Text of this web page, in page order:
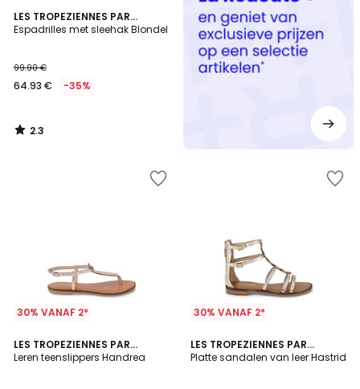
LES TROPEZIENNES PAR
M.BELARBI
Espadrilles met sleehak Blondel
99.90 €
64.93 € -35%
2.3
/ 5
2.3
/
30% VANAF 2*
LES TROPEZIENNES PAR
M.BELARBI
Leren teenslippers Handrea
30% VANAF 2*
LES TROPEZIENNES PAR
M.BELARBI
Platte sandalen van leer Hastrid
5
/